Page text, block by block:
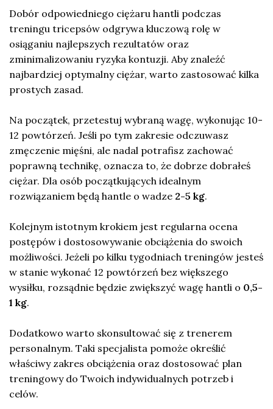
Dobór odpowiedniego ciężaru hantli podczas
treningu tricepsów odgrywa kluczową rolę w
osiąganiu najlepszych rezultatów oraz
zminimalizowaniu ryzyka kontuzji. Aby znaleźć
najbardziej optymalny ciężar, warto zastosować kilka
prostych zasad.
Na początek, przetestuj wybraną wagę, wykonując 10-
12 powtórzeń. Jeśli po tym zakresie odczuwasz
zmęczenie mięśni, ale nadal potrafisz zachować
poprawną technikę, oznacza to, że dobrze dobrałeś
ciężar. Dla osób początkujących idealnym
rozwiązaniem będą hantle o wadze 2-5 kg.
Kolejnym istotnym krokiem jest regularna ocena
postępów i dostosowywanie obciążenia do swoich
możliwości. Jeżeli po kilku tygodniach treningów jesteś
w stanie wykonać 12 powtórzeń bez większego
wysiłku, rozsądnie będzie zwiększyć wagę hantli o 0,5-
1 kg.
Dodatkowo warto skonsultować się z trenerem
personalnym. Taki specjalista pomoże określić
właściwy zakres obciążenia oraz dostosować plan
treningowy do Twoich indywidualnych potrzeb i
celów.